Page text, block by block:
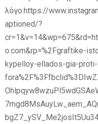
λόγο.https://
aptioned/?
o.com&rp=%2Fgraftike-
kypelloy-ellados-gia-proti-